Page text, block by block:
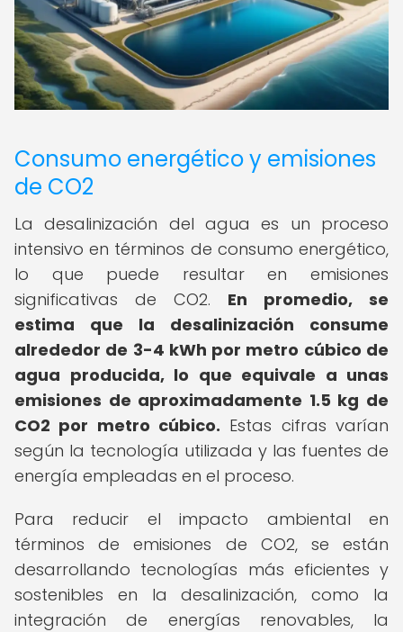
Consumo energético y emisiones
de CO2
La desalinización del agua es un proceso
intensivo en términos de consumo energético,
lo que puede resultar en emisiones
significativas de CO2. En promedio, se
estima que la desalinización consume
alrededor de 3-4 kWh por metro cúbico de
agua producida, lo que equivale a unas
emisiones de aproximadamente 1.5 kg de
CO2 por metro cúbico. Estas cifras varían
según la tecnología utilizada y las fuentes de
energía empleadas en el proceso.
Para reducir el impacto ambiental en
términos de emisiones de CO2, se están
desarrollando tecnologías más eficientes y
sostenibles en la desalinización, como la
integración de energías renovables, la